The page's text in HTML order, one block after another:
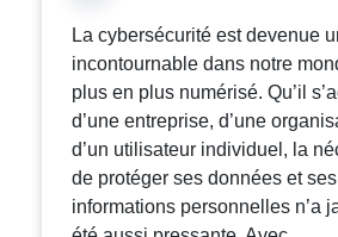
La cybersécurité est devenue
incontournable dans notre
plus en plus numérisé. Qu’il
d’une entreprise, d’une
d’un utilisateur individuel, la
de protéger ses données et ses
informations personnelles n’a